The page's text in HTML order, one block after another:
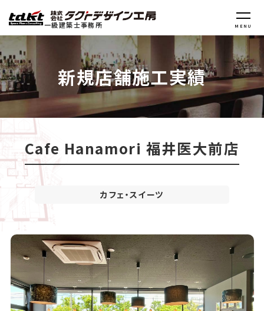
一級建築士事務所 MENU
新規店舗施工実績
Cafe Hanamori 福井医大前店
カフェ・スイーツ